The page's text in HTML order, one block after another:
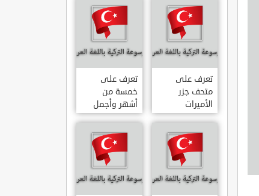
..السياحة
الافتراضية.
المشهورة في
تعرف على
متحف جزر
الأميرات
ADALAR
MÜZESI
تعرف على
خمسة من
أشهر وأجمل
قصور اسطنبول